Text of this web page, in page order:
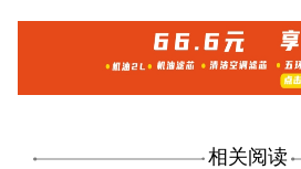
相关阅读